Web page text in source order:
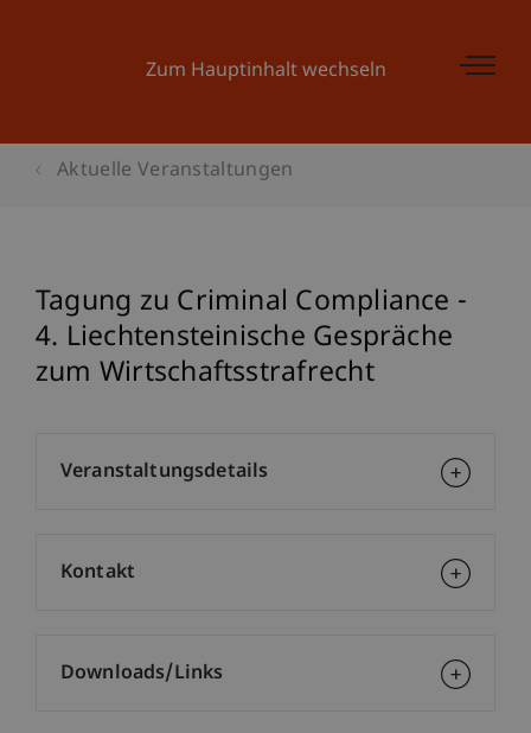
Zum Hauptinhalt wechseln
Aktuelle Veranstaltungen
Tagung zu Criminal Compliance -
4. Liechtensteinische Gespräche
zum Wirtschaftsstrafrecht
Veranstaltungsdetails
Kontakt
Downloads/Links